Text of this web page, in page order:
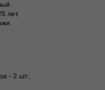
лет.
- 2 шт.;